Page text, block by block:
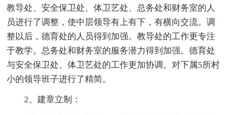
教导处、安全保卫处、体卫艺处、总务处和财务室的人
员进行了调整，使中层领导有上有下，有横向交流。调
整以后，德育处的人员得到加强。教导处的工作更专注
于教学。总务处和财务室的服务潜力得到加强。德育处
与安全保卫处、体卫艺处的工作更加协调。对下属5所村
小的领导班子进行了精简。
2、建章立制：